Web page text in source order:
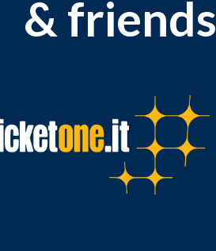
& friends